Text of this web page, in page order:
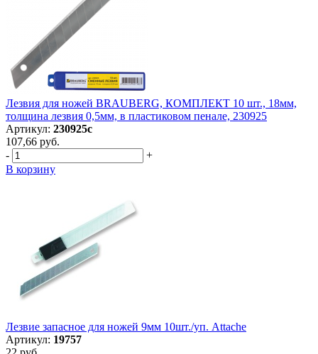
Лезвия для ножей BRAUBERG, КОМПЛЕКТ 10 шт., 18мм,
толщина лезвия 0,5мм, в пластиковом пенале, 230925
Артикул: 230925с
107,66 руб.
-
+
В корзину
Лезвие запасное для ножей 9мм 10шт./уп. Attache
Артикул: 19757